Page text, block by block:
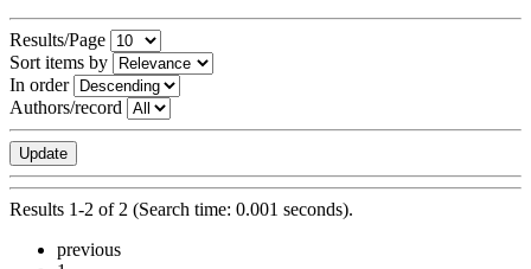
Results/Page
Sort items by
In order
Authors/record
Results 1-2 of 2 (Search time: 0.001 seconds).
previous